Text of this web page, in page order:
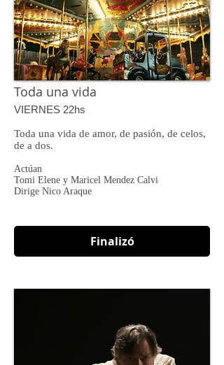
Toda una vida
VIERNES 22hs
Toda una vida de amor, de pasión, de celos,
de a dos.
Actúan
Tomi Elene y Maricel Mendez Calvi
Dirige Nico Araque
Finalizó